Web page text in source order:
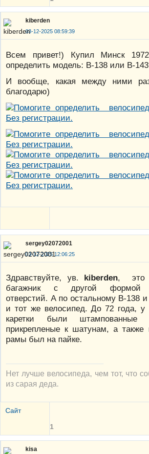
kiberden
03-12-2025 08:59:39
Всем привет!) Купил Минск
определить модель: В-138 или В-
И вообще, какая между ними
благодарю)
sergey02072001
03-12-2025 12:06:25
Здравствуйте, ув. kiberden, это
багажник с другой формой
отверстий. А по остальному В-138
и тот же велосипед. До 72 года, у
каретки были
прикрепленые к шатунам, а также
рамы был на пайке.
Нет лучше велосипеда, чем тот, что
из сарая деда.
Сайт
1
kisa